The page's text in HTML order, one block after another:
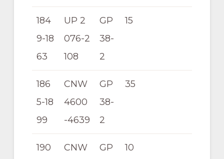
184
9-18
63
UP 2
076-2
108
GP
38-
2
15
186
5-18
99
CNW
4600
-4639
GP
38-
2
35
190
CNW
GP
10